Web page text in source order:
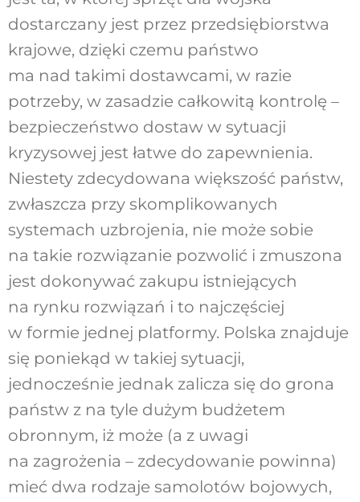
dostarczany jest przez przedsiębiorstwa
krajowe, dzięki czemu państwo
ma nad takimi dostawcami, w razie
potrzeby, w zasadzie całkowitą kontrolę –
bezpieczeństwo dostaw w sytuacji
kryzysowej jest łatwe do zapewnienia.
Niestety zdecydowana większość państw,
zwłaszcza przy skomplikowanych
systemach uzbrojenia, nie może sobie
na takie rozwiązanie pozwolić i zmuszona
jest dokonywać zakupu istniejących
na rynku rozwiązań i to najczęściej
w formie jednej platformy. Polska znajduje
się poniekąd w takiej sytuacji,
jednocześnie jednak zalicza się do grona
państw z na tyle dużym budżetem
obronnym, iż może (a z uwagi
na zagrożenia – zdecydowanie powinna)
mieć dwa rodzaje samolotów bojowych,